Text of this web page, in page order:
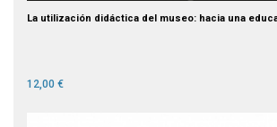
La utilización didáctica del museo: hacia una
12,00 €